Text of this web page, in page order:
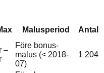
Malusperiod Antal
–
Före bonus-
malus (< 2018-
07)
1 204